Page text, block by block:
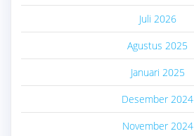
Juli 2026
Agustus 2025
Januari 2025
Desember 2024
November 2024